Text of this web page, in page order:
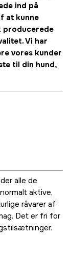
ind på
at kunne
producerede
Vi har
vores kunder
til din hund,
alle de
aktive,
råvarer af
Det er fri for